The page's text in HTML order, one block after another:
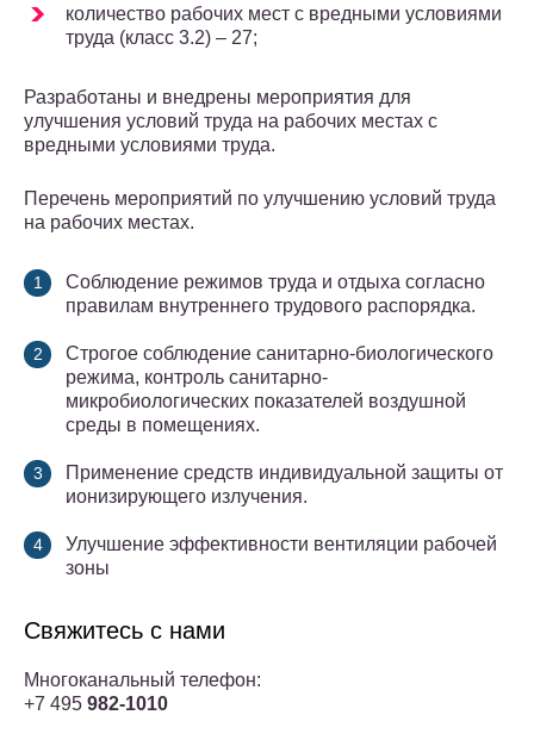
количество рабочих мест с вредными условиями
труда (класс 3.2) – 27;
Разработаны и внедрены мероприятия для
улучшения условий труда на рабочих местах с
вредными условиями труда.
Перечень мероприятий по улучшению условий труда
на рабочих местах.
Соблюдение режимов труда и отдыха согласно
правилам внутреннего трудового распорядка.
Строгое соблюдение санитарно-биологического
режима, контроль санитарно-
микробиологических показателей воздушной
среды в помещениях.
Применение средств индивидуальной защиты от
ионизирующего излучения.
Улучшение эффективности вентиляции рабочей
зоны
Свяжитесь с нами
Многоканальный телефон:
+7 495 982-1010